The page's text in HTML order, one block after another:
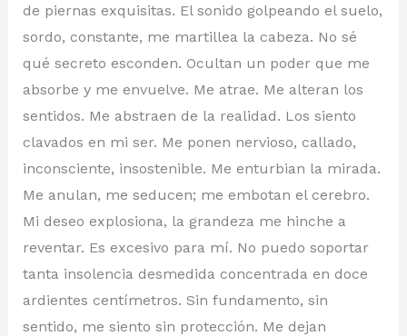
de piernas exquisitas. El sonido golpeando el suelo,
sordo, constante, me martillea la cabeza. No sé
qué secreto esconden. Ocultan un poder que me
absorbe y me envuelve. Me atrae. Me alteran los
sentidos. Me abstraen de la realidad. Los siento
clavados en mi ser. Me ponen nervioso, callado,
inconsciente, insostenible. Me enturbian la mirada.
Me anulan, me seducen; me embotan el cerebro.
Mi deseo explosiona, la grandeza me hinche a
reventar. Es excesivo para mí. No puedo soportar
tanta insolencia desmedida concentrada en doce
ardientes centímetros. Sin fundamento, sin
sentido, me siento sin protección. Me dejan